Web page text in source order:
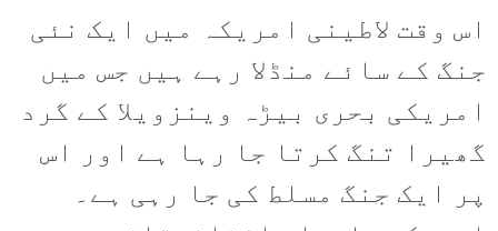
اس وقت لاطینی امریکہ میں ایک نئی
جنگ کے سائے منڈلا رہے ہیں جس میں
امریکی بحری بیڑہ وینزویلا کے گرد
گھیرا تنگ کرتا جا رہا ہے اور اس
پر ایک جنگ مسلط کی جا رہی ہے۔